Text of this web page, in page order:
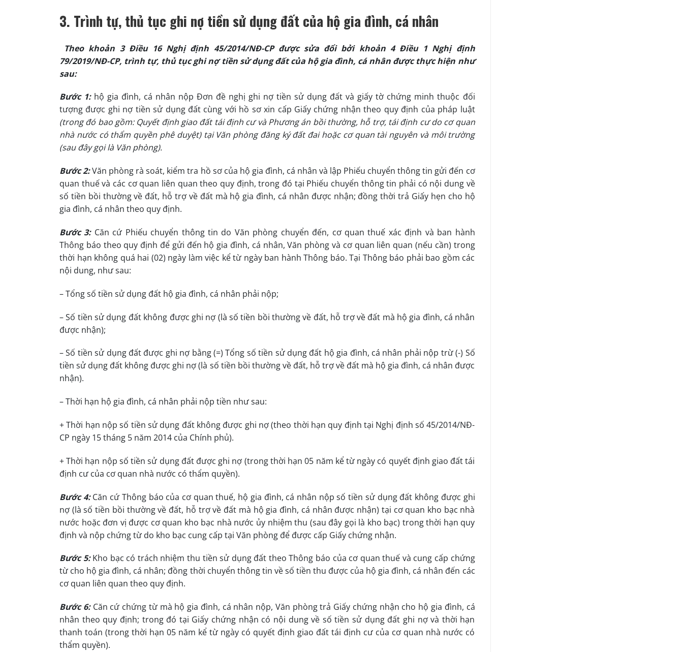
3. Trình tự, thủ tục ghi nợ tiền sử dụng đất của hộ gia đình, cá nhân
Theo khoản 3 Điều 16 Nghị định 45/2014/NĐ-CP được sửa đổi bởi khoản 4 Điều 1 Nghị định
79/2019/NĐ-CP, trình tự, thủ tục ghi nợ tiền sử dụng đất của hộ gia đình, cá nhân được thực hiện như
sau:
Bước 1: hộ gia đình, cá nhân nộp Đơn đề nghị ghi nợ tiền sử dụng đất và giấy tờ chứng minh thuộc đối
tượng được ghi nợ tiền sử dụng đất cùng với hồ sơ xin cấp Giấy chứng nhận theo quy định của pháp luật
(trong đó bao gồm: Quyết định giao đất tái định cư và Phương án bồi thường, hỗ trợ, tái định cư do cơ quan
nhà nước có thẩm quyền phê duyệt) tại Văn phòng đăng ký đất đai hoặc cơ quan tài nguyên và môi trường
(sau đây gọi là Văn phòng).
Bước 2:Văn phòng rà soát, kiểm tra hồ sơ của hộ gia đình, cá nhân và lập Phiếu chuyển thông tin gửi đến cơ
quan thuế và các cơ quan liên quan theo quy định, trong đó tại Phiếu chuyển thông tin phải có nội dung về
số tiền bồi thường về đất, hỗ trợ về đất mà hộ gia đình, cá nhân được nhận; đồng thời trả Giấy hẹn cho hộ
gia đình, cá nhân theo quy định.
Bước 3: Căn cứ Phiếu chuyển thông tin do Văn phòng chuyển đến, cơ quan thuế xác định và ban hành
Thông báo theo quy định để gửi đến hộ gia đình, cá nhân, Văn phòng và cơ quan liên quan (nếu cần) trong
thời hạn không quá hai (02) ngày làm việc kể từ ngày ban hành Thông báo. Tại Thông báo phải bao gồm các
nội dung, như sau:
– Tổng số tiền sử dụng đất hộ gia đình, cá nhân phải nộp;
– Số tiền sử dụng đất không được ghi nợ (là số tiền bồi thường về đất, hỗ trợ về đất mà hộ gia đình, cá nhân
được nhận);
– Số tiền sử dụng đất được ghi nợ bằng (=) Tổng số tiền sử dụng đất hộ gia đình, cá nhân phải nộp trừ (-) Số
tiền sử dụng đất không được ghi nợ (là số tiền bồi thường về đất, hỗ trợ về đất mà hộ gia đình, cá nhân được
nhận).
– Thời hạn hộ gia đình, cá nhân phải nộp tiền như sau:
+ Thời hạn nộp số tiền sử dụng đất không được ghi nợ (theo thời hạn quy định tại Nghị định số 45/2014/NĐ-
CP ngày 15 tháng 5 năm 2014 của Chính phủ).
+ Thời hạn nộp số tiền sử dụng đất được ghi nợ (trong thời hạn 05 năm kể từ ngày có quyết định giao đất tái
định cư của cơ quan nhà nước có thẩm quyền).
Bước 4:Căn cứ Thông báo của cơ quan thuế, hộ gia đình, cá nhân nộp số tiền sử dụng đất không được ghi
nợ (là số tiền bồi thường về đất, hỗ trợ về đất mà hộ gia đình, cá nhân được nhận) tại cơ quan kho bạc nhà
nước hoặc đơn vị được cơ quan kho bạc nhà nước ủy nhiệm thu (sau đây gọi là kho bạc) trong thời hạn quy
định và nộp chứng từ do kho bạc cung cấp tại Văn phòng để được cấp Giấy chứng nhận.
Bước 5:Kho bạc có trách nhiệm thu tiền sử dụng đất theo Thông báo của cơ quan thuế và cung cấp chứng
từ cho hộ gia đình, cá nhân; đồng thời chuyển thông tin về số tiền thu được của hộ gia đình, cá nhân đến các
cơ quan liên quan theo quy định.
Bước 6:Căn cứ chứng từ mà hộ gia đình, cá nhân nộp, Văn phòng trả Giấy chứng nhận cho hộ gia đình, cá
nhân theo quy định; trong đó tại Giấy chứng nhận có nội dung về số tiền sử dụng đất ghi nợ và thời hạn
thanh toán (trong thời hạn 05 năm kể từ ngày có quyết định giao đất tái định cư của cơ quan nhà nước có
thẩm quyền).